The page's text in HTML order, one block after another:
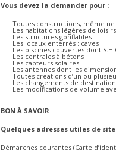
Vous devez la demander pour :
Toutes constructions, même
Les habitations légères de loisirs
Les structures gonflables
Les locaux enterrés : caves
Les piscines couvertes dont
Les centrales à bétons
Les capteurs solaires
Les antennes dont les
Toutes créations d’un ou
Les changements de
Les modifications de volume
BON À SAVOIR
Quelques adresses utiles de
Démarches courantes (Carte